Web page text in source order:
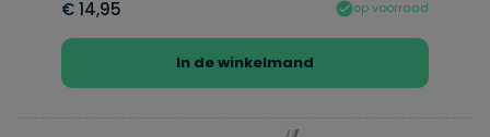
€ 14,95 op voorraad
In de winkelmand